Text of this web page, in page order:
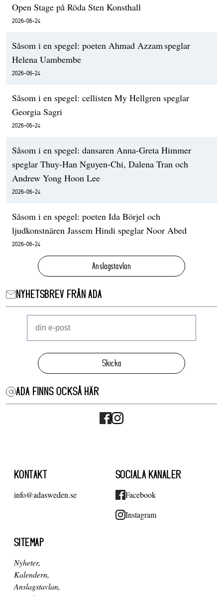
Open Stage på Röda Sten Konsthall
2026-06-24
Såsom i en spegel: poeten Ahmad Azzam speglar
Helena Uambembe
2026-06-24
Såsom i en spegel: cellisten My Hellgren speglar
Georgia Sagri
2026-06-24
Såsom i en spegel: dansaren Anna-Greta Himmer
speglar Thuy-Han Nguyen-Chi, Dalena Tran och
Andrew Yong Hoon Lee
2026-06-24
Såsom i en spegel: poeten Ida Börjel och
ljudkonstnären Jassem Hindi speglar Noor Abed
2026-06-24
Anslagstavlan
NYHETSBREV FRÅN ADA
Skicka
ADA FINNS OCKSÅ HÄR
KONTAKT
info@adasweden.se
SOCIALA KANALER
Facebook
Instagram
SITEMAP
Nyheter
Kalendern
Anslagstavlan